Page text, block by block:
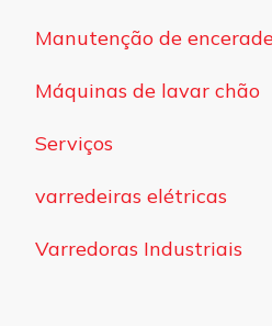
Manutenção de
Máquinas de lavar chão
Serviços
varredeiras elétricas
Varredoras Industriais